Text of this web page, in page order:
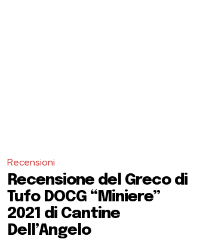
Recensioni
Recensione del Greco di
Tufo DOCG “Miniere”
2021 di Cantine
Dell’Angelo